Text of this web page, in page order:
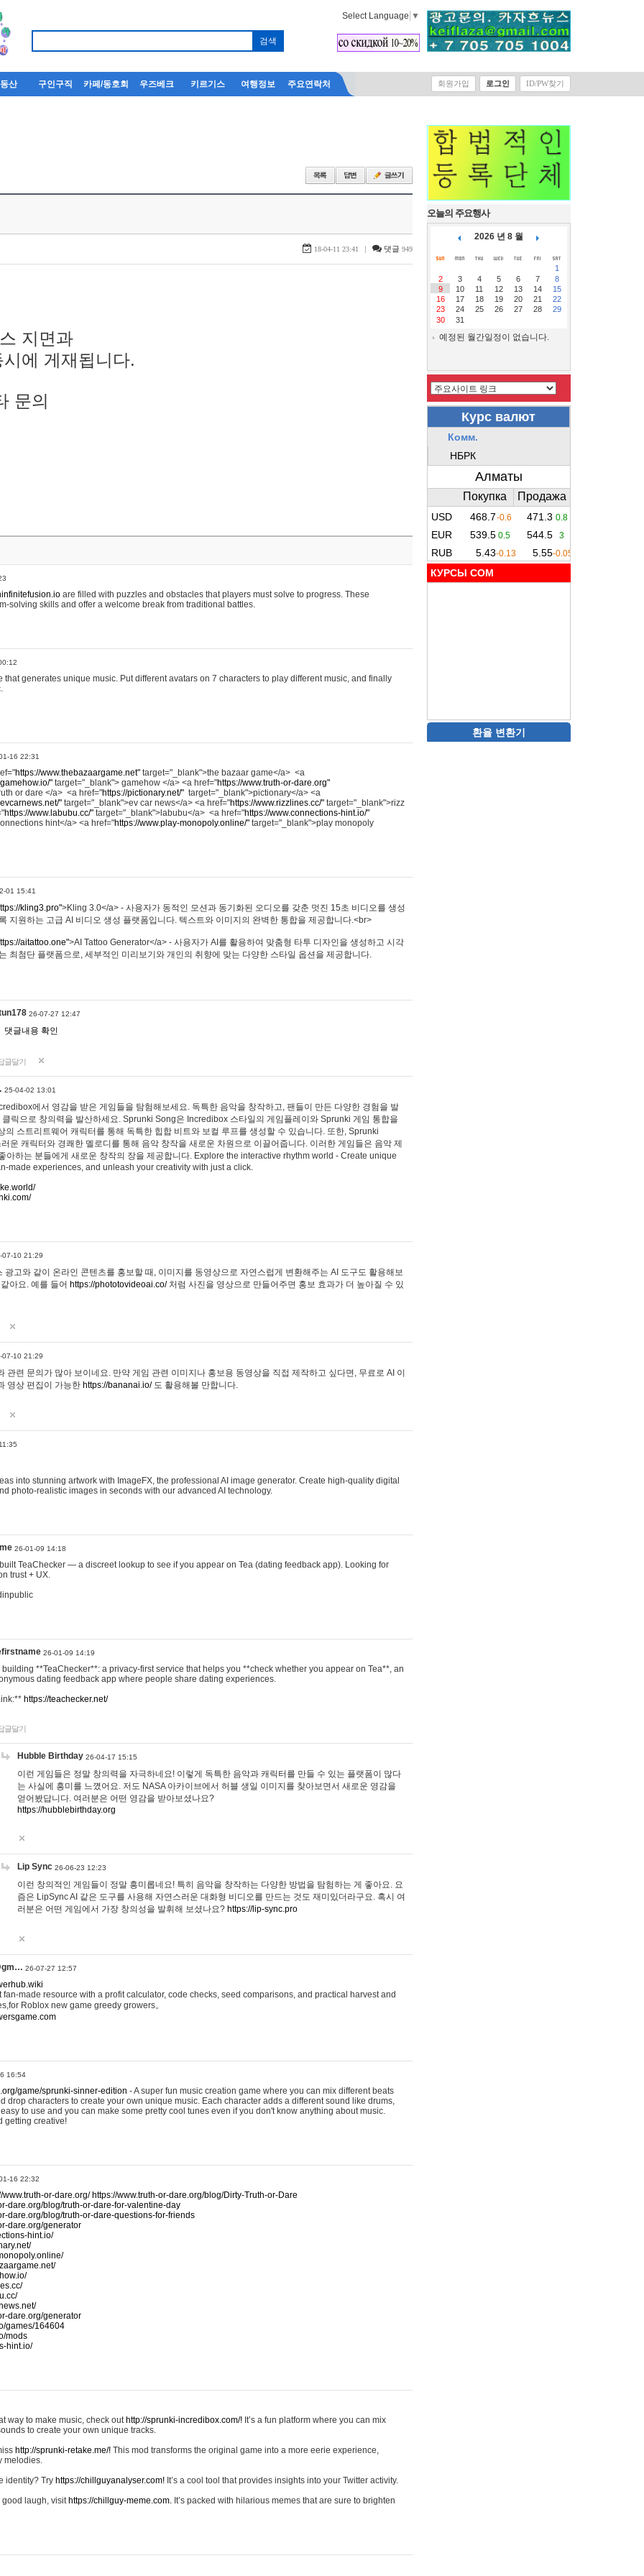
Select Language ▼
산 구인구직 카페/동호회 우즈베크 키르기스 여행정보 주요연락처 회원가입 로그인 ID/PW찾기
18-04-11 23:41 | 댓글 949
지면과
에 게재됩니다.
문의
are filled with puzzles and obstacles that players must solve to progress. These
solving skills and offer a welcome break from traditional battles.
that generates unique music. Put different avatars on 7 characters to play different music, and finally
16 22:31
https://www.thebazaargame.net" target="_blank">the bazaar game</a> <a
" target="_blank"> gamehow </a> <a href="https://www.truth-or-dare.org"
or dare </a> <a href="https://pictionary.net/" target="_blank">pictionary</a> <a
" target="_blank">ev car news</a> <a href="https://www.rizzlines.cc/" target="_blank">rizz
https://www.labubu.cc/" target="_blank">labubu</a> <a href="https://www.connections-hint.io/"
hint</a> <a href="https://www.play-monopoly.online/" target="_blank">play monopoly
01 15:41
kling3.pro">Kling 3.0</a> - 사용자가 동적인 모션과 동기화된 오디오를 갖춘 멋진 15초 비디오를 생성
지원하는 고급 AI 비디오 생성 플랫폼입니다. 텍스트와 이미지의 완벽한 통합을 제공합니다.<br>
aitattoo.one">AI Tattoo Generator</a> - 사용자가 AI를 활용하여 맞춤형 타투 디자인을 생성하고 시각
최첨단 플랫폼으로, 세부적인 미리보기와 개인의 취향에 맞는 다양한 스타일 옵션을 제공합니다.
26-07-27 12:47
댓글내용 확인
글달기
25-04-02 13:01
에서 영감을 받은 게임들을 탐험해보세요. 독특한 음악을 창작하고, 팬들이 만든 다양한 경험을 발
클릭으로 창의력을 발산하세요. Sprunki Song은 Incredibox 스타일의 게임플레이와 Sprunki 게임 통합을
의 스트리트웨어 캐릭터를 통해 독특한 힙합 비트와 보컬 루프를 생성할 수 있습니다. 또한, Sprunki
운 캐릭터와 경쾌한 멜로디를 통해 음악 창작을 새로운 차원으로 이끌어줍니다. 이러한 게임들은 음악 제
아하는 분들에게 새로운 창작의 장을 제공합니다. Explore the interactive rhythm world - Create unique
made experiences, and unleash your creativity with just a click.
07-10 21:29
광고와 같이 온라인 콘텐츠를 홍보할 때, 이미지를 동영상으로 자연스럽게 변환해주는 AI 도구도 활용해보
아요. 예를 들어 https://phototovideoai.co/처럼 사진을 영상으로 만들어주면 홍보 효과가 더 높아질 수 있
07-10 21:29
관련 문의가 많아 보이네요. 만약 게임 관련 이미지나 홍보용 동영상을 직접 제작하고 싶다면, 무료로 AI 이
영상 편집이 가능한 https://bananai.io/도 활용해볼 만합니다.
into stunning artwork with ImageFX, the professional AI image generator. Create high-quality digital
photo-realistic images in seconds with our advanced AI technology.
26-01-09 14:18
TeaChecker — a discreet lookup to see if you appear on Tea (dating feedback app). Looking for
trust + UX.
26-01-09 14:19
building **TeaChecker**: a privacy-first service that helps you **check whether you appear on Tea**, an
dating feedback app where people share dating experiences.
https://teachecker.net/
글달기
Hubble Birthday 26-04-17 15:15
이런 게임들은 정말 창의력을 자극하네요! 이렇게 독특한 음악과 캐릭터를 만들 수 있는 플랫폼이 많다
는 사실에 흥미를 느꼈어요. 저도 NASA 아카이브에서 허블 생일 이미지를 찾아보면서 새로운 영감을
얻어봤답니다. 여러분은 어떤 영감을 받아보셨나요?
https://hubblebirthday.org
Lip Sync 26-06-23 12:23
이런 창의적인 게임들이 정말 흥미롭네요! 특히 음악을 창작하는 다양한 방법을 탐험하는 게 좋아요. 요
즘은 LipSync AI 같은 도구를 사용해 자연스러운 대화형 비디오를 만드는 것도 재미있더라구요. 혹시 여
러분은 어떤 게임에서 가장 창의성을 발휘해 보셨나요? https://lip-sync.pro
26-07-27 12:57
made resource with a profit calculator, code checks, seed comparisons, and practical harvest and
Roblox new game greedy growers。
16:54
game/sprunki-sinner-edition - A super fun music creation game where you can mix different beats
drop characters to create your own unique music. Each character adds a different sound like drums,
to use and you can make some pretty cool tunes even if you don't know anything about music.
getting creative!
16 22:32
www.truth-or-dare.org/ https://www.truth-or-dare.org/blog/Dirty-Truth-or-Dare
dare.org/blog/truth-or-dare-for-valentine-day
dare.org/blog/truth-or-dare-questions-for-friends
dare.org/generator
hint.io/
dare.org/generator
games/164604
mods
hint.io/
way to make music, check out http://sprunki-incredibox.com/! It’s a fun platform where you can mix
to create your own unique tracks.
http://sprunki-retake.me/! This mod transforms the original game into a more eerie experience,
melodies.
identity? Try https://chillguyanalyser.com! It’s a cool tool that provides insights into your Twitter activity.
good laugh, visit https://chillguy-meme.com. It’s packed with hilarious memes that are sure to brighten
오늘의 주요행사
2026 년 8 월
1
2
3 4 5 6 7
8
9
10 11 12 13 14
15
16
17 18 19 20 21
22
23
24 25 26 27 28
29
30
31
예정된 월간일정이 없습니다.
КУРСЫ COM
환율 변환기